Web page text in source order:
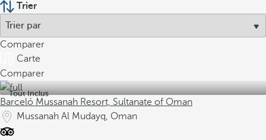
Trier
Comparer
Carte
Comparer
Tout Inclus
Barceló Mussanah Resort, Sultanate of Oman
Mussanah Al Mudayq, Oman